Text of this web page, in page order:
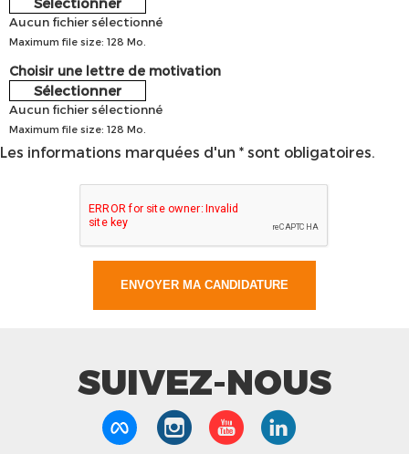
Aucun fichier sélectionné
Maximum file size: 128 Mo.
Choisir une lettre de motivation
Sélectionner
Aucun fichier sélectionné
Maximum file size: 128 Mo.
Les informations marquées d'un * sont obligatoires.
SUIVEZ-NOUS